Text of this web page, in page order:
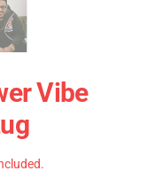
Vibe